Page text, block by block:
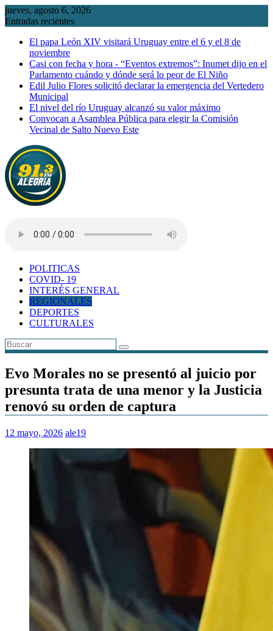
Saltar
al
jueves, agosto 6, 2026
Entradas recientes
El papa León XIV visitará Uruguay entre el 6 y el 8 de
noviembre
Casi con fecha y hora - “Eventos extremos”: Inumet dijo en el
Parlamento cuándo y dónde será lo peor de El Niño
Edil Julio Flores solicitó declarar la emergencia del Vertedero
Municipal
El nivel del río Uruguay alcanzó su valor máximo
Convocan a Asamblea Pública para elegir la Comisión
Vecinal de Salto Nuevo Este
POLITICAS
COVID- 19
INTERÉS GENERAL
REGIONALES
DEPORTES
CULTURALES
Evo Morales no se presentó al juicio por
presunta trata de una menor y la Justicia
renovó su orden de captura
12 mayo, 2026 ale19